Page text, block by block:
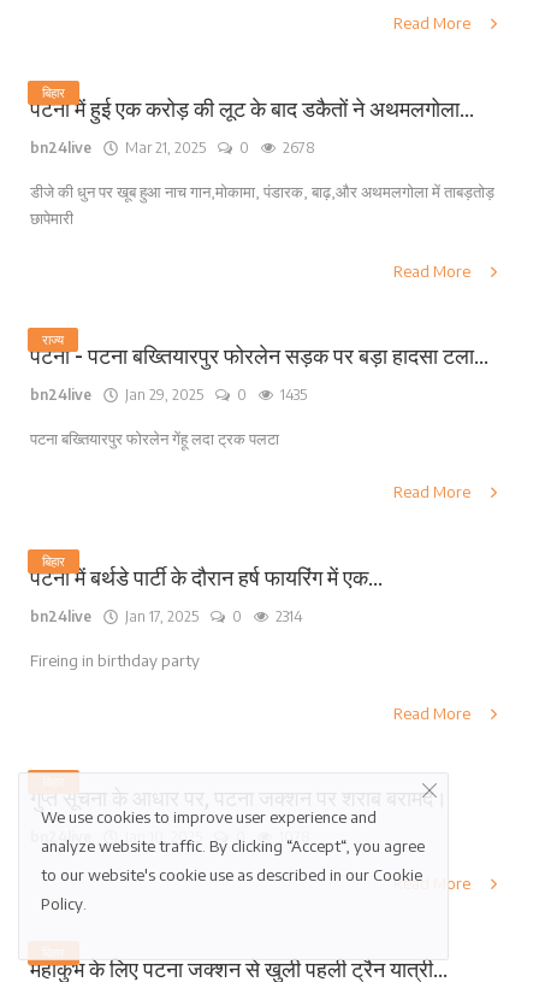
Read More
बिहार
पटना में हुई एक करोड़ की लूट के बाद डकैतों ने अथमलगोला...
bn24live Mar 21, 2025 0 2678
डीजे की धुन पर खूब हुआ नाच गान,मोकामा, पंडारक, बाढ़,और अथमलगोला में ताबड़तोड़
छापेमारी
Read More
राज्य
पटना - पटना बख्तियारपुर फोरलेन सड़क पर बड़ा हादसा टला...
bn24live Jan 29, 2025 0 1435
पटना बख्तियारपुर फोरलेन गेंहू लदा ट्रक पलटा
Read More
बिहार
पटना में बर्थडे पार्टी के दौरान हर्ष फायरिंग में एक...
bn24live Jan 17, 2025 0 2314
Fireing in birthday party
Read More
गुप्त सूचना के आधार पर, पटना जक्शन पर शराब बरामद।
bn24live Jan 10, 2025 0 1078
Read More
महाकुंभ के लिए पटना जक्शन से खुली पहली ट्रैन यात्री...
We use cookies to improve user experience and
analyze website traffic. By clicking “Accept“, you agree
to our website's cookie use as described in our Cookie
Policy